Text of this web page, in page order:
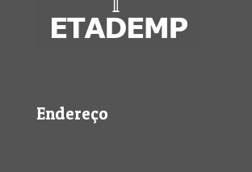
Endereço